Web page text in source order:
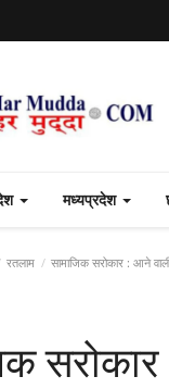
मध्यप्रदेश
रतलाम सामाजिक सरोकार : आने